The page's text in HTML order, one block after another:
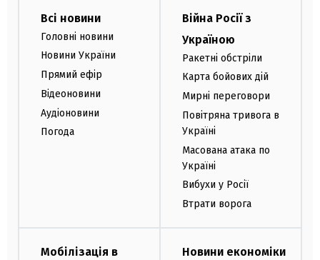
Всі новини
Головні новини
Новини України
Прямий ефір
Відеоновини
Аудіоновини
Погода
Війна Росії з
Україною
Ракетні обстріли
Карта бойових дій
Мирні переговори
Повітряна тривога в
Україні
Масована атака по
Україні
Вибухи у Росії
Втрати ворога
Мобілізація в
Новини економіки